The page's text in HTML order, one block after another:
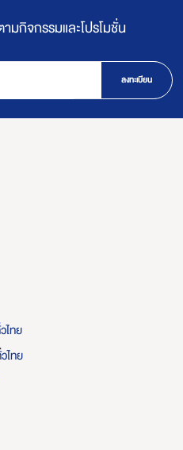
มกิจกรรมและโปรโมชั่น
ลงทะเบียน
ไทย
ไทย